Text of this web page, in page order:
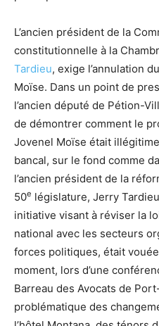
L’ancien président de la
constitutionnelle à la
Tardieu, exige l’annulation
Moïse. Dans un point de
l’ancien député de Pétion-
de démontrer comment le
Jovenel Moïse était
bancal, sur le fond comme
l’ancien président de la
50e législature, Jerry
initiative visant à réviser la
national avec les secteurs
forces politiques, était
moment, lors d’une
Barreau des Avocats de
problématique des